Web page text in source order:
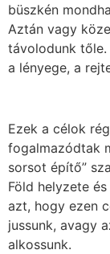
büszkén
Aztán vagy
távolodunk tőle.
a lényege, a
Ezek a célok
fogalmazódtak
sorsot építő”
Föld helyzete
azt, hogy ezen
jussunk, avagy
alkossunk.